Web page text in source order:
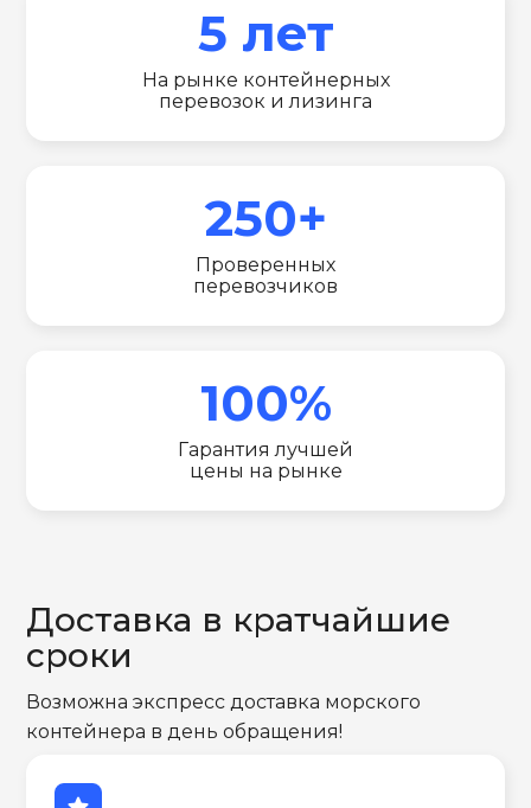
5 лет
На рынке контейнерных
перевозок и лизинга
250+
Проверенных
перевозчиков
100%
Гарантия лучшей
цены на рынке
Доставка в кратчайшие
сроки
Возможна экспресс доставка морского
контейнера в день обращения!